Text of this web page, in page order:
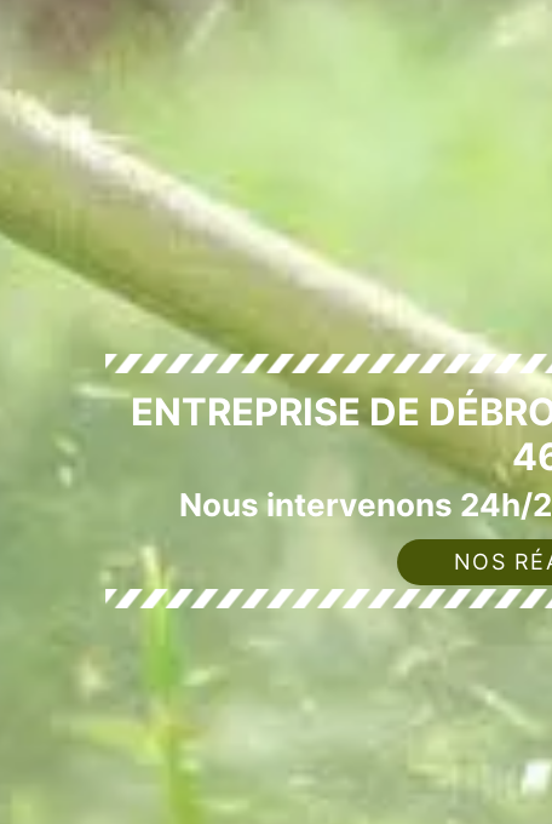
ENTREPRISE DE
Nous intervenons 24h/
NOS